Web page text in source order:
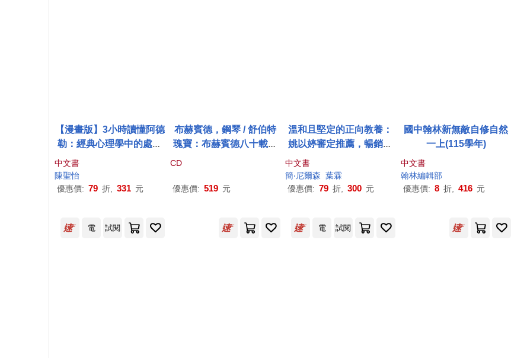
【漫畫版】3小時讀懂阿德
勒：經典心理學中的處世
中文書
陳聖怡
優惠價: 79 折, 331 元
布赫賓德，鋼琴 / 舒伯特
瑰寶：布赫賓德八十載指
尖傳奇 (2CD)(Schubert T
inder)
CD
優惠價: 519 元
溫和且堅定的正向教養：
姚以婷審定推薦，暢銷全
球40年的阿德勒式教養經
典，教出自律、負責、合
作的孩子，賦予孩子解決
中文書
簡‧尼爾森 葉霖
優惠價: 79 折, 300 元
國中翰林新無敵自修自然
一上(115學年)
中文書
翰林編輯部
優惠價: 8 折, 416 元
電 試閱 電 試閱